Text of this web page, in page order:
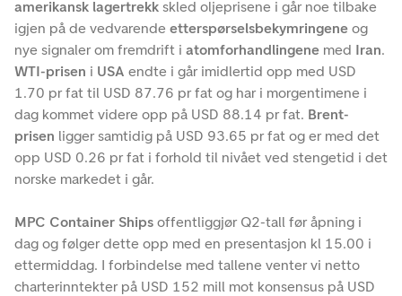
amerikansk lagertrekk skled oljeprisene i går noe tilbake
igjen på de vedvarende etterspørselsbekymringene og
nye signaler om fremdrift i atomforhandlingene med Iran.
WTI-prisen i USA endte i går imidlertid opp med USD
1.70 pr fat til USD 87.76 pr fat og har i morgentimene i
dag kommet videre opp på USD 88.14 pr fat. Brent-
prisen ligger samtidig på USD 93.65 pr fat og er med det
opp USD 0.26 pr fat i forhold til nivået ved stengetid i det
norske markedet i går.
MPC Container Ships offentliggjør Q2-tall før åpning i
dag og følger dette opp med en presentasjon kl 15.00 i
ettermiddag. I forbindelse med tallene venter vi netto
charterinntekter på USD 152 mill mot konsensus på USD